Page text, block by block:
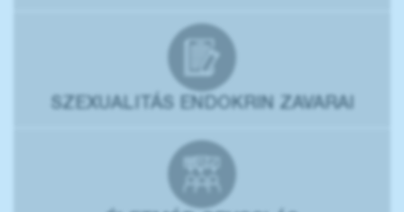
SZEXUALITÁS ENDOKRIN ZAVARAI